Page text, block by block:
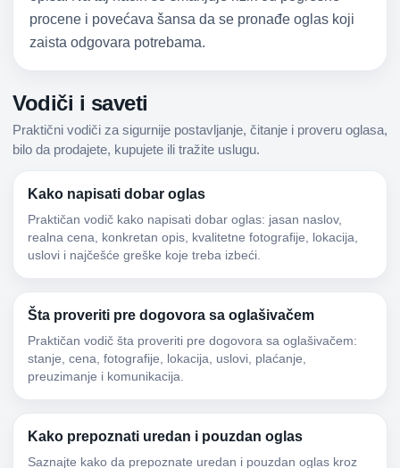
procene i povećava šansa da se pronađe oglas koji
zaista odgovara potrebama.
Vodiči i saveti
Praktični vodiči za sigurnije postavljanje, čitanje i proveru oglasa,
bilo da prodajete, kupujete ili tražite uslugu.
Kako napisati dobar oglas
Praktičan vodič kako napisati dobar oglas: jasan naslov,
realna cena, konkretan opis, kvalitetne fotografije, lokacija,
uslovi i najčešće greške koje treba izbeći.
Šta proveriti pre dogovora sa oglašivačem
Praktičan vodič šta proveriti pre dogovora sa oglašivačem:
stanje, cena, fotografije, lokacija, uslovi, plaćanje,
preuzimanje i komunikacija.
Kako prepoznati uredan i pouzdan oglas
Saznajte kako da prepoznate uredan i pouzdan oglas kroz